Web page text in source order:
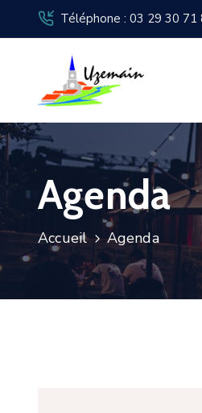
Téléphone : 03 29 30 71
Agenda
Accueil Agenda